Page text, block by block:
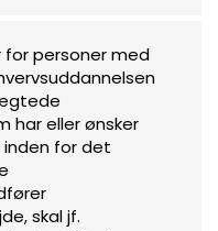
for personer med
har eller ønsker
for det
skal jf.